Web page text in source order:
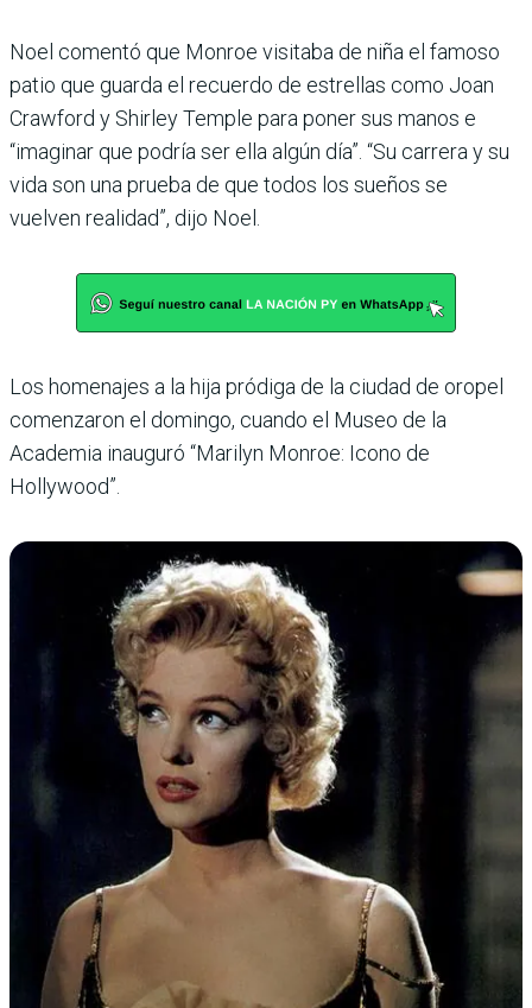
Noel comentó que Monroe visitaba de niña el famoso
patio que guarda el recuerdo de estrellas como Joan
Crawford y Shirley Temple para poner sus manos e
“imaginar que podría ser ella algún día”. “Su carrera y su
vida son una prueba de que todos los sueños se
vuelven realidad”, dijo Noel.
Los homenajes a la hija pródiga de la ciudad de oropel
comenzaron el domingo, cuando el Museo de la
Academia inauguró “Marilyn Monroe: Icono de
Hollywood”.